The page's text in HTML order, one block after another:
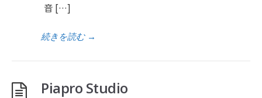
音 […]
続きを読む→
Piapro Studio